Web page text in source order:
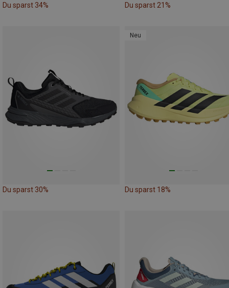
Du sparst 34% Du sparst 21%
Du sparst 30%
Neu
Du sparst 18%